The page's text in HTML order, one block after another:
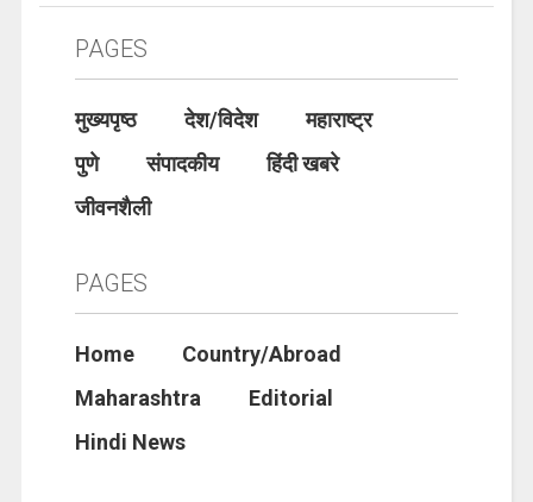
PAGES
मुख्यपृष्ठ देश/विदेश
महाराष्ट्र
पुणे
संपादकीय
हिंदी खबरे
जीवनशैली
PAGES
Home
Country/Abroad
Maharashtra
Editorial
Hindi News